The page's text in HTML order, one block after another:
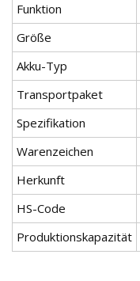
Funktion
Größe
Akku-Typ
Transportpaket
Spezifikation
Warenzeichen
Herkunft
HS-Code
Produktionskapazität